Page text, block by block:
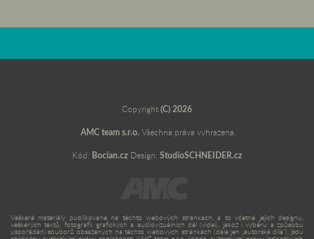
Copyright(C) 2026
AMC team s.r.o. Všechna práva vyhrazena.
Kód: Bocian.cz Design: StudioSCHNEIDER.cz
Veškeré materiály publikované na těchto webových stránkách, a to včetně jejich designu,
veškerých textů, fotografií, grafických a audiovizuálních děl (videí), jakož i výběru a způsobu
uspořádání souborů obsažených na těchto webových stránkách (dále jen „autorská díla“), jsou